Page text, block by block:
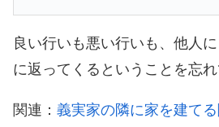
良い行いも悪い行いも、他人
に返ってくるということを忘れ
関連： 義実家の隣に家を建て